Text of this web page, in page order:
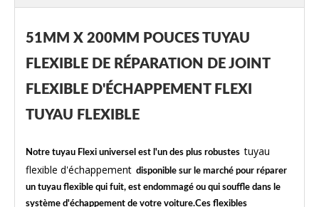
51MM X 200MM POUCES TUYAU
FLEXIBLE DE RÉPARATION DE JOINT
FLEXIBLE D'ÉCHAPPEMENT FLEXI
TUYAU FLEXIBLE
Notre tuyau Flexi universel est l'un des plus robustestuyau
flexible d'échappement disponible sur le marché pour réparer
un tuyau flexible qui fuit, est endommagé ou qui souffle dans le
système d'échappement de votre voiture.Ces flexibles